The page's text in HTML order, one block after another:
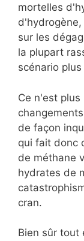
mortelles
d'hydrogène,
sur les
la plupart
scénario
Ce n'est plus
de façon
qui fait donc
de méthane
hydrates de
cran.
Bien sûr tout